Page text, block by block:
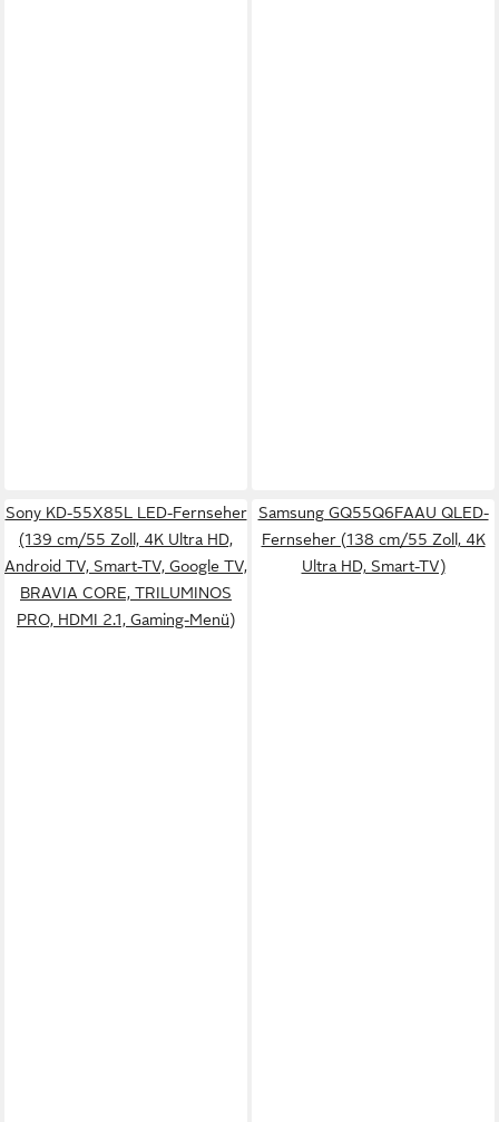
Sony KD-55X85L LED-Fernseher
(139 cm/55 Zoll, 4K Ultra HD,
Android TV, Smart-TV, Google TV,
BRAVIA CORE, TRILUMINOS
PRO, HDMI 2.1, Gaming-Menü)
Samsung GQ55Q6FAAU QLED-
Fernseher (138 cm/55 Zoll, 4K
Ultra HD, Smart-TV)